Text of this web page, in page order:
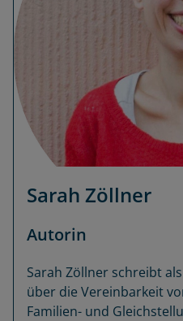
Sarah Zöllner
Autorin
Sarah Zöllner schreibt
über die Vereinbarkeit
Familien- und